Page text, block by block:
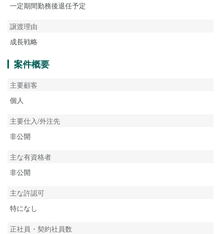
一定期間勤務後退任予定
譲渡理由
成長戦略
案件概要
主要顧客
個人
主要仕入/外注先
非公開
主な有資格者
非公開
主な許認可
特になし
正社員・契約社員数